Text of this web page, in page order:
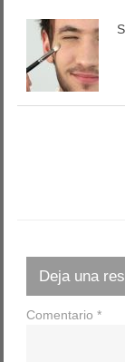
Deja una
Comentario*